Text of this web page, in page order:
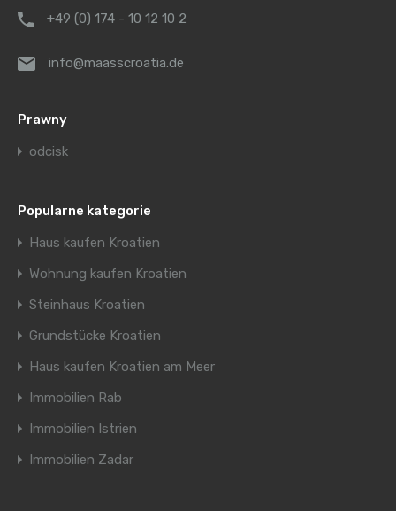
+49 (0) 174 - 10 12 10 2
info@maasscroatia.de
Prawny
odcisk
Popularne kategorie
Haus kaufen Kroatien
Wohnung kaufen Kroatien
Steinhaus Kroatien
Grundstücke Kroatien
Haus kaufen Kroatien am Meer
Immobilien Rab
Immobilien Istrien
Immobilien Zadar